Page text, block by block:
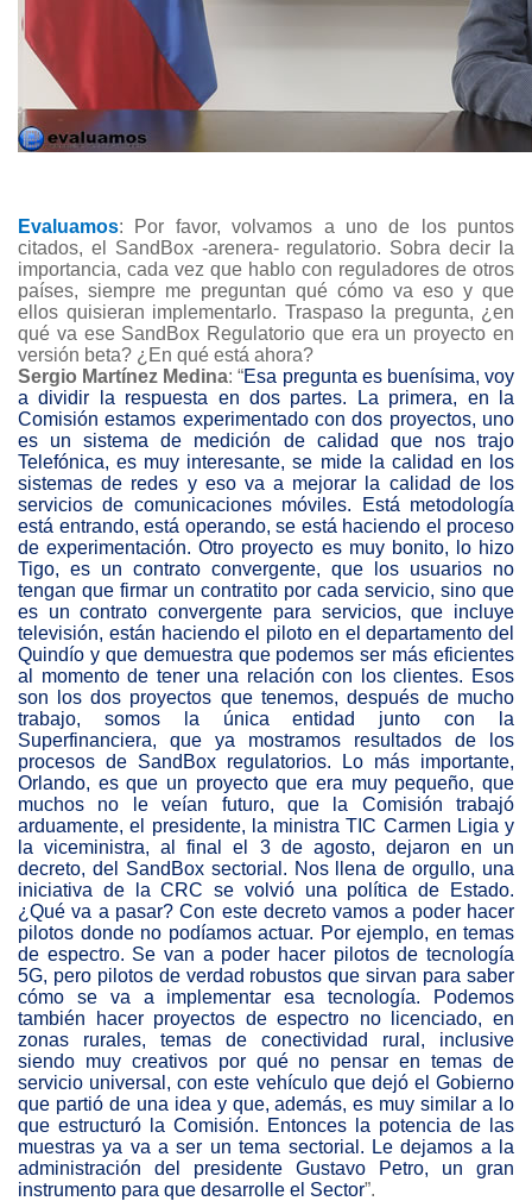
Evaluamos: Por favor, volvamos a uno de los puntos
citados, el SandBox -arenera- regulatorio. Sobra decir la
importancia, cada vez que hablo con reguladores de otros
países, siempre me preguntan qué cómo va eso y que
ellos quisieran implementarlo. Traspaso la pregunta, ¿en
qué va ese SandBox Regulatorio que era un proyecto en
versión beta? ¿En qué está ahora?
Sergio Martínez Medina: “Esa pregunta es buenísima, voy
a dividir la respuesta en dos partes. La primera, en la
Comisión estamos experimentado con dos proyectos, uno
es un sistema de medición de calidad que nos trajo
Telefónica, es muy interesante, se mide la calidad en los
sistemas de redes y eso va a mejorar la calidad de los
servicios de comunicaciones móviles. Está metodología
está entrando, está operando, se está haciendo el proceso
de experimentación. Otro proyecto es muy bonito, lo hizo
Tigo, es un contrato convergente, que los usuarios no
tengan que firmar un contratito por cada servicio, sino que
es un contrato convergente para servicios, que incluye
televisión, están haciendo el piloto en el departamento del
Quindío y que demuestra que podemos ser más eficientes
al momento de tener una relación con los clientes. Esos
son los dos proyectos que tenemos, después de mucho
trabajo, somos la única entidad junto con la
Superfinanciera, que ya mostramos resultados de los
procesos de SandBox regulatorios. Lo más importante,
Orlando, es que un proyecto que era muy pequeño, que
muchos no le veían futuro, que la Comisión trabajó
arduamente, el presidente, la ministra TIC Carmen Ligia y
la viceministra, al final el 3 de agosto, dejaron en un
decreto, del SandBox sectorial. Nos llena de orgullo, una
iniciativa de la CRC se volvió una política de Estado.
¿Qué va a pasar? Con este decreto vamos a poder hacer
pilotos donde no podíamos actuar. Por ejemplo, en temas
de espectro. Se van a poder hacer pilotos de tecnología
5G, pero pilotos de verdad robustos que sirvan para saber
cómo se va a implementar esa tecnología. Podemos
también hacer proyectos de espectro no licenciado, en
zonas rurales, temas de conectividad rural, inclusive
siendo muy creativos por qué no pensar en temas de
servicio universal, con este vehículo que dejó el Gobierno
que partió de una idea y que, además, es muy similar a lo
que estructuró la Comisión. Entonces la potencia de las
muestras ya va a ser un tema sectorial. Le dejamos a la
administración del presidente Gustavo Petro, un gran
instrumento para que desarrolle el Sector”.